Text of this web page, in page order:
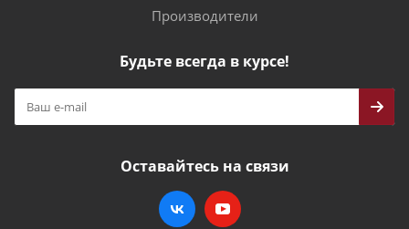
Производители
Будьте всегда в курсе!
Оставайтесь на связи